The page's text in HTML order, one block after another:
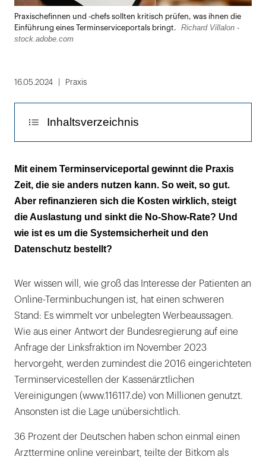
Lightbox
öffnen
Praxischefinnen und -chefs sollten kritisch prüfen, was ihnen die
Einführung eines Terminserviceportals bringt.
Richard Villalon -
stock.adobe.com
16.05.2024 Praxis
Inhaltsverzeichnis
Wer war beim Datenschutz zu lax – Anbieter
oder Praxis?
Wer über die Praxishomepage bucht, der
kommt meist auch
Mit einem Terminserviceportal gewinnt die Praxis
Zeit, die sie anders nutzen kann. So weit, so gut.
Aber refinanzieren sich die Kosten wirklich, steigt
die Auslastung und sinkt die No-Show-Rate? Und
wie ist es um die Systemsicherheit und den
Datenschutz bestellt?
Wer wissen will, wie groß das Interesse der Patienten an
Online-Terminbuchungen ist, hat einen schweren
Stand: Es wimmelt vor unbelegten Werbeaussagen.
Wie aus einer Antwort der Bundesregierung auf eine
Anfrage der Linksfraktion im November 2023
hervorgeht, werden zumindest die 2016 eingerichteten
Terminservicestellen der Kassenärztlichen
Vereinigungen (www.116117.de) von Millionen genutzt.
Ansonsten ist die Lage unübersichtlich.
36 Prozent der Deutschen haben schon einmal einen
Arzttermine online vereinbart, teilte der Bitkom als